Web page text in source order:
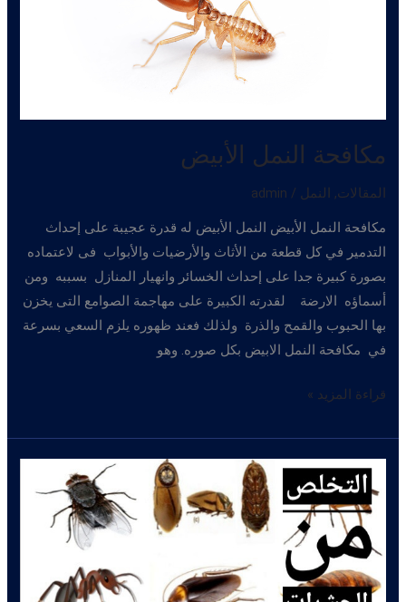
مكافحة النمل الأبيض
المقالات, النمل /
admin
مكافحة النمل الأبيض النمل الأبيض له قدرة عجيبة على إحداث
التدمير في كل قطعة من الأثاث والأرضيات والأبواب فى لاعتماده
بصورة كبيرة جدا على إحداث الخسائر وانهيار المنازل بسببه ومن
أسماؤه الارضة لقدرته الكبيرة على مهاجمة الصوامع التى يخزن
بها الحبوب والقمح والذرة ولذلك فعند ظهوره يلزم السعي بسرعة
في مكافحة النمل الابيض بكل صوره. وهو
مكافحة
الأبيض
قراءة المزيد »